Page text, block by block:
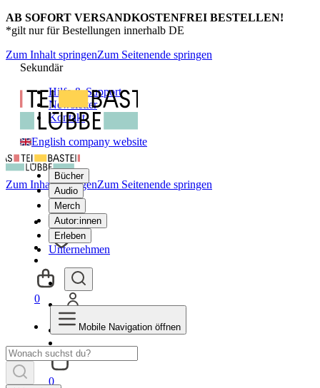
AB SOFORT VERSANDKOSTENFREI BESTELLEN!
*gilt nur für Bestellungen innerhalb DE
Zum Inhalt springenZum Seitenende springen
Sekundär
Hilfe & Support
Newsletter
Kontakt
English company website
Bücher
Audio
Merch
Autor:innen
Erleben
Unternehmen
0
Zum Inhalt springenZum Seitenende springen
0
Mobile Navigation öffnen